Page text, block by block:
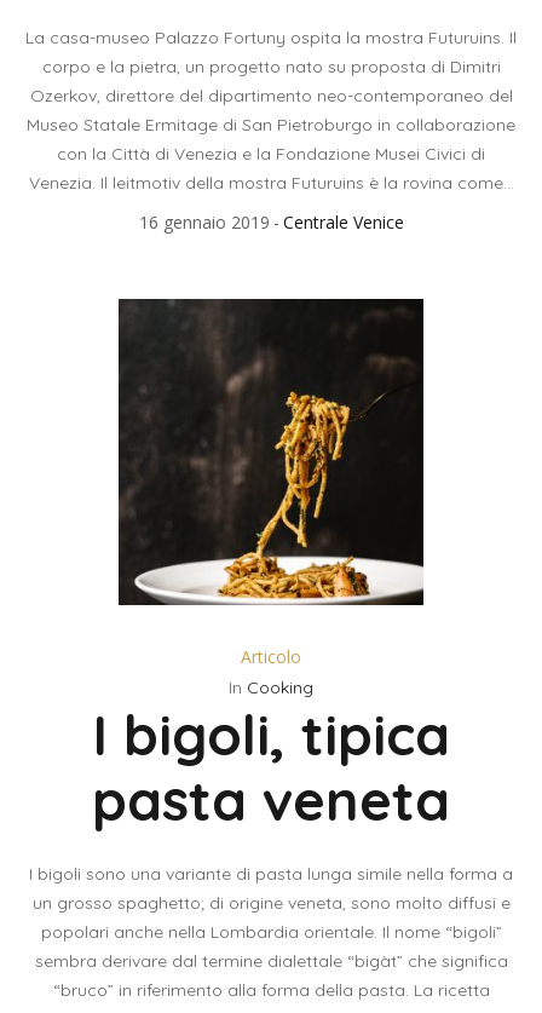
La casa-museo Palazzo Fortuny ospita la mostra Futuruins. Il
corpo e la pietra, un progetto nato su proposta di Dimitri
Ozerkov, direttore del dipartimento neo-contemporaneo del
Museo Statale Ermitage di San Pietroburgo in collaborazione
con la Città di Venezia e la Fondazione Musei Civici di
Venezia. Il leitmotiv della mostra Futuruins è la rovina come...
16 gennaio 2019 Centrale Venice
Articolo
In Cooking
I bigoli, tipica
pasta veneta
I bigoli sono una variante di pasta lunga simile nella forma a
un grosso spaghetto; di origine veneta, sono molto diffusi e
popolari anche nella Lombardia orientale. Il nome “bigoli”
sembra derivare dal termine dialettale “bigàt” che significa
“bruco” in riferimento alla forma della pasta. La ricetta